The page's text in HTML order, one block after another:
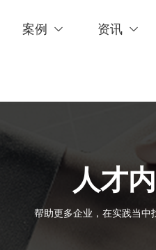
案例 资讯
人才
帮助更多企业，在实践当中